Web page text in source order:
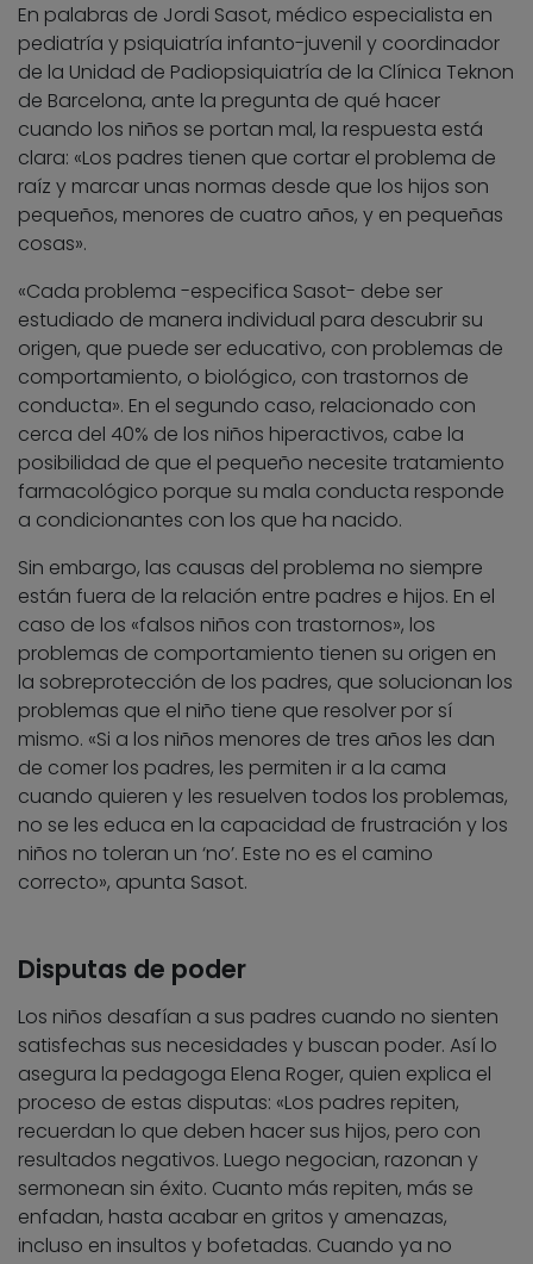
En palabras de Jordi Sasot, médico especialista en
pediatría y psiquiatría infanto-juvenil y coordinador
de la Unidad de Padiopsiquiatría de la Clínica Teknon
de Barcelona, ante la pregunta de qué hacer
cuando los niños se portan mal, la respuesta está
clara: «Los padres tienen que cortar el problema de
raíz y marcar unas normas desde que los hijos son
pequeños, menores de cuatro años, y en pequeñas
cosas».
«Cada problema -especifica Sasot- debe ser
estudiado de manera individual para descubrir su
origen, que puede ser educativo, con problemas de
comportamiento, o biológico, con trastornos de
conducta». En el segundo caso, relacionado con
cerca del 40% de los niños hiperactivos, cabe la
posibilidad de que el pequeño necesite tratamiento
farmacológico porque su mala conducta responde
a condicionantes con los que ha nacido.
Sin embargo, las causas del problema no siempre
están fuera de la relación entre padres e hijos. En el
caso de los «falsos niños con trastornos», los
problemas de comportamiento tienen su origen en
la sobreprotección de los padres, que solucionan los
problemas que el niño tiene que resolver por sí
mismo. «Si a los niños menores de tres años les dan
de comer los padres, les permiten ir a la cama
cuando quieren y les resuelven todos los problemas,
no se les educa en la capacidad de frustración y los
niños no toleran un ‘no’. Este no es el camino
correcto», apunta Sasot.
Disputas de poder
Los niños desafían a sus padres cuando no sienten
satisfechas sus necesidades y buscan poder. Así lo
asegura la pedagoga Elena Roger, quien explica el
proceso de estas disputas: «Los padres repiten,
recuerdan lo que deben hacer sus hijos, pero con
resultados negativos. Luego negocian, razonan y
sermonean sin éxito. Cuanto más repiten, más se
enfadan, hasta acabar en gritos y amenazas,
incluso en insultos y bofetadas. Cuando ya no